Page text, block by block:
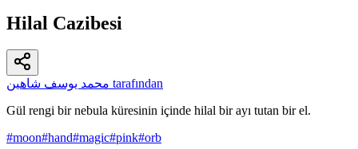
Hilal Cazibesi
محمد يوسف شاهين tarafından
Gül rengi bir nebula küresinin içinde hilal bir ayı tutan bir el.
#moon#hand#magic#pink#orb